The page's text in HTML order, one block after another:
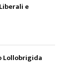
e
Lollobrigida